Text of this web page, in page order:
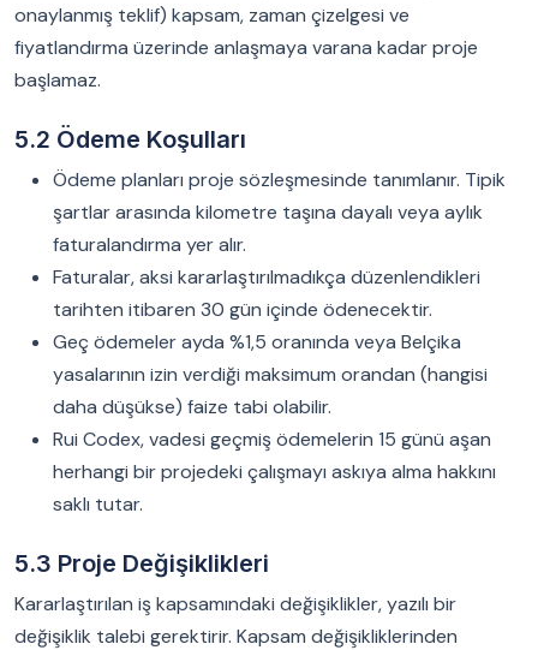
onaylanmış teklif) kapsam, zaman çizelgesi ve
fiyatlandırma üzerinde anlaşmaya varana kadar proje
başlamaz.
5.2 Ödeme Koşulları
Ödeme planları proje sözleşmesinde tanımlanır. Tipik
şartlar arasında kilometre taşına dayalı veya aylık
faturalandırma yer alır.
Faturalar, aksi kararlaştırılmadıkça düzenlendikleri
tarihten itibaren 30 gün içinde ödenecektir.
Geç ödemeler ayda %1,5 oranında veya Belçika
yasalarının izin verdiği maksimum orandan (hangisi
daha düşükse) faize tabi olabilir.
Rui Codex, vadesi geçmiş ödemelerin 15 günü aşan
herhangi bir projedeki çalışmayı askıya alma hakkını
saklı tutar.
5.3 Proje Değişiklikleri
Kararlaştırılan iş kapsamındaki değişiklikler, yazılı bir
değişiklik talebi gerektirir. Kapsam değişikliklerinden